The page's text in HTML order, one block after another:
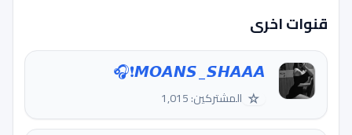
قنوات اخرى
𝙈𝙊𝘼𝙉𝙎_𝙎𝙃𝘼𝘼𝘼❗️🎧
☆ المشتركين: 1,015